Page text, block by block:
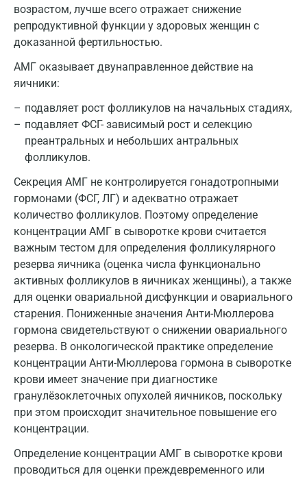
возрастом, лучше всего отражает снижение
репродуктивной функции у здоровых женщин с
доказанной фертильностью.
АМГ оказывает двунаправленное действие на
яичники:
подавляет рост фолликулов на начальных стадиях,
подавляет ФСГ- зависимый рост и селекцию
преантральных и небольших антральных
фолликулов.
Секреция АМГ не контролируется гонадотропными
гормонами (ФСГ, ЛГ) и адекватно отражает
количество фолликулов. Поэтому определение
концентрации АМГ в сыворотке крови считается
важным тестом для определения фолликулярного
резерва яичника (оценка числа функционально
активных фолликулов в яичниках женщины), а также
для оценки овариальной дисфункции и овариального
старения. Пониженные значения Анти-Мюллерова
гормона свидетельствуют о снижении овариального
резерва. В онкологической практике определение
концентрации Анти-Мюллерова гормона в сыворотке
крови имеет значение при диагностике
гранулёзоклеточных опухолей яичников, поскольку
при этом происходит значительное повышение его
концентрации.
Определение концентрации АМГ в сыворотке крови
проводиться для оценки преждевременного или
Люберцы
Майкоп
Мурино
Мытищи
Набережные Челны
Нижневартовск
Нижнекамск
Новокузнецк
Новороссийск
Новосибирск
Ногинск
Обнинск
Одинцово
Омск
Оренбург